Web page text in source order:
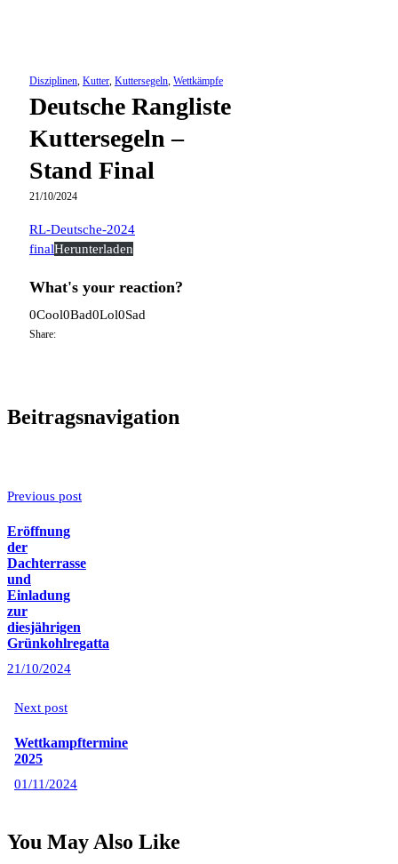
Disziplinen, Kutter, Kuttersegeln, Wettkämpfe
Deutsche Rangliste
Kuttersegeln –
Stand Final
21/10/2024
RL-Deutsche-2024
finalHerunterladen
What's your reaction?
0Cool0Bad0Lol0Sad
Share:
Beitragsnavigation
Previous post
Eröffnung
der
Dachterrasse
und
Einladung
zur
diesjährigen
Grünkohlregatta
21/10/2024
Next post
Wettkampftermine
2025
01/11/2024
You May Also Like